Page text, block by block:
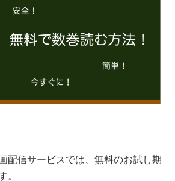
配信サービスでは、無料のお試し期
。